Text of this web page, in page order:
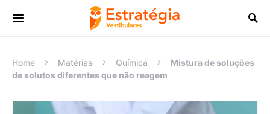
Procurar:
Home Matérias Química
Mistura de soluções
de solutos diferentes que não reagem